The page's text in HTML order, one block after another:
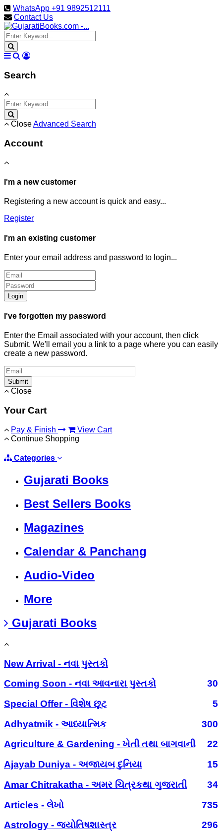
WhatsApp +91 9892512111
Contact Us
Search
CloseAdvanced Search
Account
I'm a new customer
Registering a new account is quick and easy...
Register
I'm an existing customer
Enter your email address and password to login...
Login
I've forgotten my password
Enter the Email associated with your account, then click
Submit. We'll email you a link to a page where you can easily
create a new password.
Submit
Close
Your Cart
Pay & Finish
View Cart
Continue Shopping
Categories
Gujarati Books
Best Sellers Books
Magazines
Calendar & Panchang
Audio-Video
More
Gujarati Books
New Arrival - નવા પુસ્તકો
Coming Soon - નવા આવનારા પુસ્તકો
30
Special Offer - વિશેષ છૂટ
5
Adhyatmik - આધ્યાત્મિક
300
Agriculture & Gardening - ખેતી તથા બાગવાની
22
Ajayab Duniya - અજાયબ દુનિયા
15
Amar Chitrakatha - અમર ચિત્રકથા ગુજરાતી
34
Articles - લેખો
735
Astrology - જ્યોતિષશાસ્ત્ર
296